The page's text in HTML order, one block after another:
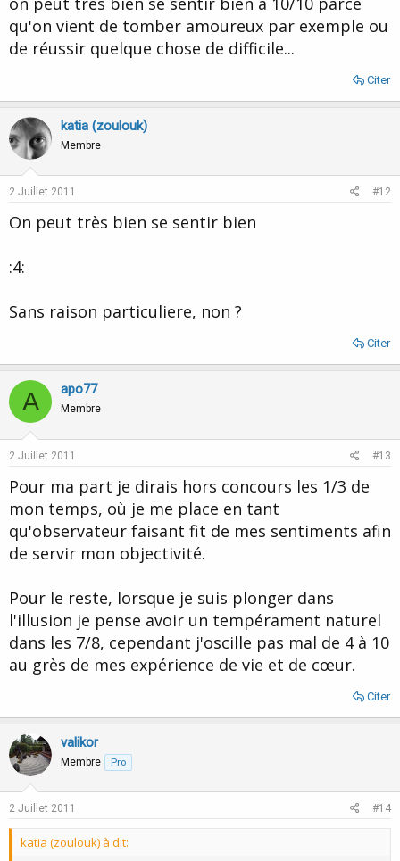
ca veut dire que tu lutte sans cesse pour mettre en arrière
certaines choses et que suivant ton état de ressources et de
ca veut dire beaucoup de force interne mais aussi beaucoup
de tension interne...tu te combat toi-même on pourrait
dire..accepte le passé et poubelle...
Cliquez pour agrandir...
Là,c'est bon,je suis définitivement et totalement convaincu que je
qu'on vient de tomber amoureux par exemple ou
de réussir quelque chose de difficile...
Citer
katia (zoulouk)
Membre
2 Juillet 2011 #12
On peut très bien se sentir bien
:4:
Sans raison particuliere, non ?
Citer
A apo77
Membre
2 Juillet 2011 #13
Pour ma part je dirais hors concours les 1/3 de
mon temps, où je me place en tant
qu'observateur faisant fit de mes sentiments afin
de servir mon objectivité.
Pour le reste, lorsque je suis plonger dans
l'illusion je pense avoir un tempérament naturel
dans les 7/8, cependant j'oscille pas mal de 4 à 10
au grès de mes expérience de vie et de cœur.
Citer
valikor
Membre Pro
2 Juillet 2011 #14
katia (zoulouk) à dit: